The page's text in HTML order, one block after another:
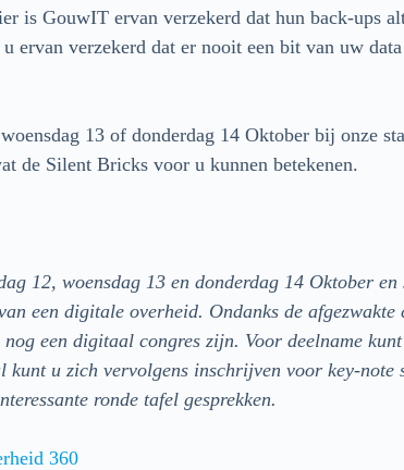
is GouwIT ervan verzekerd dat hun back-ups
ervan verzekerd dat er nooit een bit van uw
13 of donderdag 14 Oktober bij onze
de Silent Bricks voor u kunnen betekenen.
12, woensdag 13 en donderdag 14 Oktober en
een digitale overheid. Ondanks de afgezwakte
een digitaal congres zijn. Voor deelname
u zich vervolgens inschrijven voor key-note
ronde tafel gesprekken.
360